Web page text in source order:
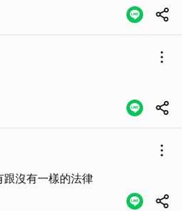
跟沒有一樣的法律